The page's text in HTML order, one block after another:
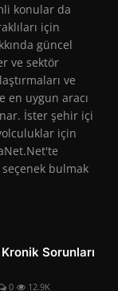
konular da
için
güncel
ve sektör
ve
uygun aracı
İster şehir içi
için
bulmak
Sorunları
0 12.9K